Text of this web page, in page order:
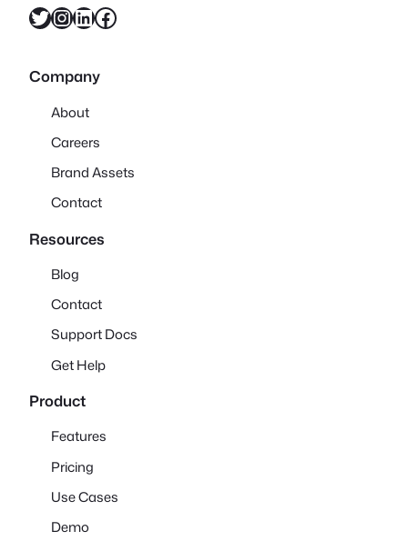
X InstagramLinkedIn Facebook
Company
About
Careers
Brand Assets
Contact
Resources
Blog
Contact
Support Docs
Get Help
Product
Features
Pricing
Use Cases
Demo